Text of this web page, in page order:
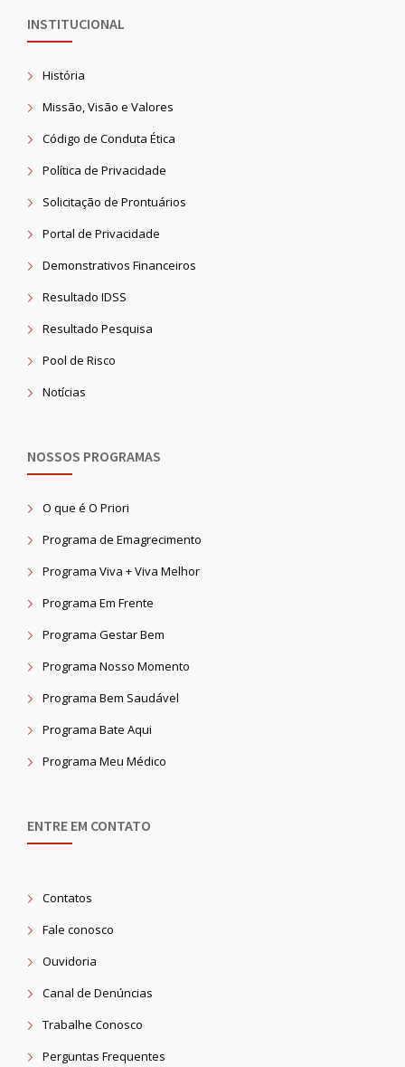
INSTITUCIONAL
História
Missão, Visão e Valores
Código de Conduta Ética
Política de Privacidade
Solicitação de Prontuários
Portal de Privacidade
Demonstrativos Financeiros
Resultado IDSS
Resultado Pesquisa
Pool de Risco
Notícias
NOSSOS PROGRAMAS
O que é O Priori
Programa de Emagrecimento
Programa Viva + Viva Melhor
Programa Em Frente
Programa Gestar Bem
Programa Nosso Momento
Programa Bem Saudável
Programa Bate Aqui
Programa Meu Médico
ENTRE EM CONTATO
Contatos
Fale conosco
Ouvidoria
Canal de Denúncias
Trabalhe Conosco
Perguntas Frequentes